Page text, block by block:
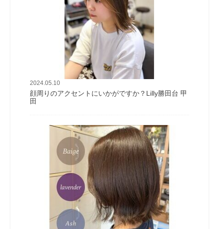
2024.05.10
顔周りのアクセントにいかがですか？Lilly勝田台 甲
田